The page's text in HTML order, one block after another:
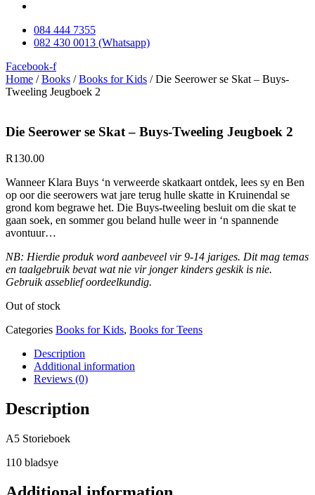
084 444 7355
082 430 0013 (Whatsapp)
Facebook-f
Home /Books /Books for Kids / Die Seerower se Skat – Buys-
Tweeling Jeugboek 2
Die Seerower se Skat – Buys-Tweeling Jeugboek 2
R130.00
Wanneer Klara Buys ‘n verweerde skatkaart ontdek, lees sy en Ben
op oor die seerowers wat jare terug hulle skatte in Kruinendal se
grond kom begrawe het. Die Buys-tweeling besluit om die skat te
gaan soek, en sommer gou beland hulle weer in ‘n spannende
avontuur…
NB: Hierdie produk word aanbeveel vir 9-14 jariges. Dit mag temas
en taalgebruik bevat wat nie vir jonger kinders geskik is nie.
Gebruik asseblief oordeelkundig.
Out of stock
Categories Books for Kids, Books for Teens
Description
Additional information
Reviews (0)
Description
A5 Storieboek
110 bladsye